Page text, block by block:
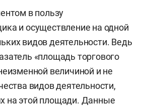
в пользу
и осуществление на одной
видов деятельности. Ведь
«площадь торгового
величиной и не
видов деятельности,
на этой площади. Данные